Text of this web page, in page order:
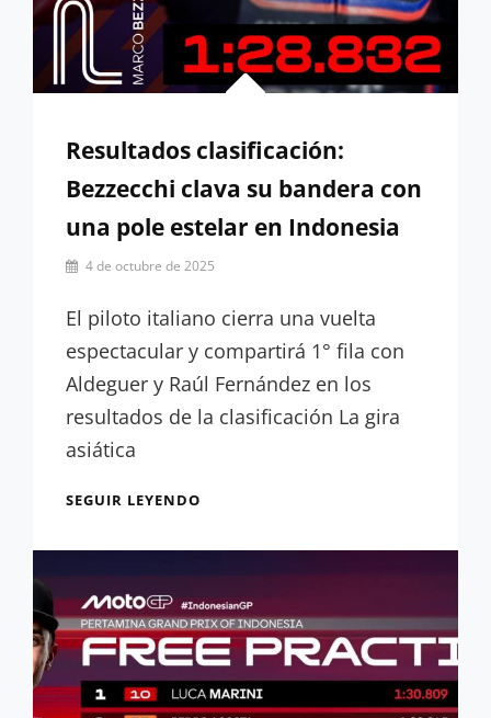
Resultados clasificación:
Bezzecchi clava su bandera con
una pole estelar en Indonesia
Por
Romero
4 de octubre de 2025
El piloto italiano cierra una vuelta
espectacular y compartirá 1° fila con
Aldeguer y Raúl Fernández en los
resultados de la clasificación La gira
asiática
SEGUIR LEYENDO
BANDERA
CON
UNA
POLE
ESTELAR